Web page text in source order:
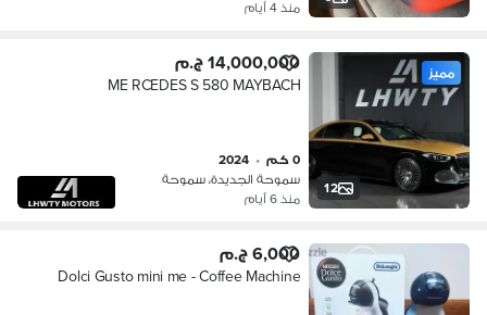
منذ 4 أيام
12
مميز 14,000,000 ج.م
ME RCEDES S 580 MAYBACH
0 كم •
2024
سموحة الجديدة، سموحة
منذ 6 أيام
6,000 ج.م
Dolci Gusto mini me - Coffee Machine